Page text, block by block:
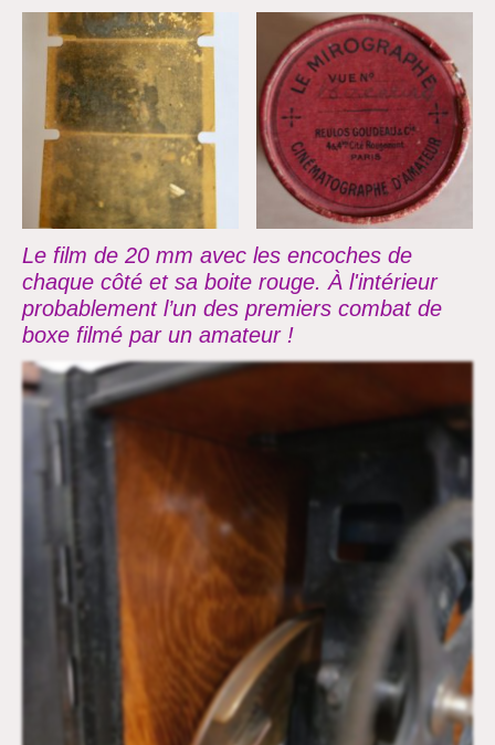
Le film de 20 mm avec les encoches de
chaque côté et sa boite rouge. À l'intérieur
probablement l’un des premiers combat de
boxe filmé par un amateur !